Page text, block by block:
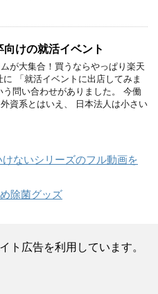
向けの就活イベント
が大集合！買うならやっぱり楽天
「就活イベントに出店してみま
う問い合わせがありました。 今働
資系とはいえ、 日本法人は小さい
ないシリーズのフル動画を
除菌グッズ
ト広告を利用しています。